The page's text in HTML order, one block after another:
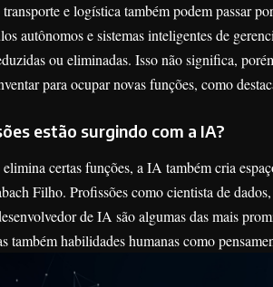
e logística também podem passar
autônomos e sistemas inteligentes de
ou eliminadas. Isso não significa,
para ocupar novas funções, como
estão surgindo com a IA?
certas funções, a IA também cria
Filho. Profissões como cientista de
de IA são algumas das mais
também habilidades humanas como